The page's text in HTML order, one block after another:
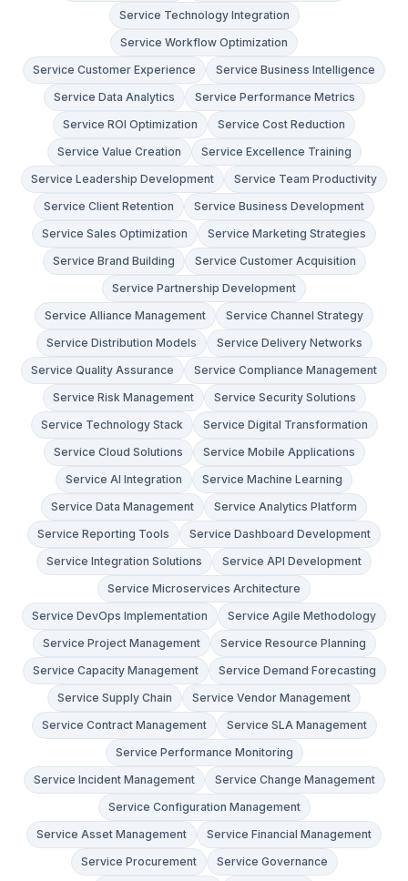
Service Technology Integration
Service Workflow Optimization
Service Customer Experience
Service Business Intelligence
Service Data Analytics
Service Performance Metrics
Service ROI Optimization
Service Cost Reduction
Service Value Creation
Service Excellence Training
Service Leadership Development
Service Team Productivity
Service Client Retention
Service Business Development
Service Sales Optimization
Service Marketing Strategies
Service Brand Building
Service Customer Acquisition
Service Partnership Development
Service Alliance Management
Service Channel Strategy
Service Distribution Models
Service Delivery Networks
Service Quality Assurance
Service Compliance Management
Service Risk Management
Service Security Solutions
Service Technology Stack
Service Digital Transformation
Service Cloud Solutions
Service Mobile Applications
Service AI Integration
Service Machine Learning
Service Data Management
Service Analytics Platform
Service Reporting Tools
Service Dashboard Development
Service Integration Solutions
Service API Development
Service Microservices Architecture
Service DevOps Implementation
Service Agile Methodology
Service Project Management
Service Resource Planning
Service Capacity Management
Service Demand Forecasting
Service Supply Chain
Service Vendor Management
Service Contract Management
Service SLA Management
Service Performance Monitoring
Service Incident Management
Service Change Management
Service Configuration Management
Service Asset Management
Service Financial Management
Service Procurement
Service Governance